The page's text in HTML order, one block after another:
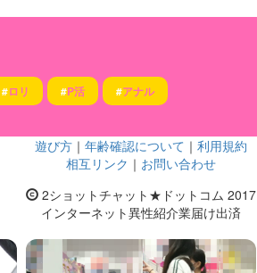
#ロリ #P活 #アナル
遊び方 ｜ 年齢確認について ｜ 利用規約
相互リンク ｜ お問い合わせ
2ショットチャット★ドットコム 2017
インターネット異性紹介業届け出済